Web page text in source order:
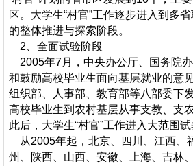
区。大学生“村官”工作逐步进入到多
的整体推进与探索阶段。
2、全面试验阶段
2005年7月，中央办公厅、国务院
和鼓励高校毕业生面向基层就业的意
组织部、人事部、教育部等八部委下
高校毕业生到农村基层从事支教、支
此后，大学生“村官”工作进入大范围试
从2005年起，北京、四川、江西、
州、陕西、山西、安徽、上海、吉林